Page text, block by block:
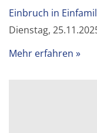
Einbruch in
Dienstag,
Mehr erfahren